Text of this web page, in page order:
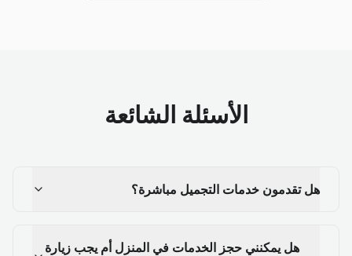
الأسئلة الشائعة
هل تقدمون خدمات التجميل مباشرة؟
هل يمكنني حجز الخدمات في المنزل أم يجب زيارة